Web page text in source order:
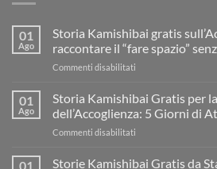
01
Ago
Storia Kamishibai gratis
raccontare il “fare spazio”
Commenti disabilitati
Kamishibai
gratis
sull’Accoglienza:
il
01
Ago
Storia Kamishibai Gratis per
dell’Accoglienza: 5 Giorni di
Commenti disabilitati
Kamishibai
01 Storie Kamishibai Gratis da